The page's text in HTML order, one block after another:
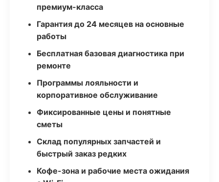
премиум-класса
Гарантия до 24 месяцев на основные
работы
Бесплатная базовая диагностика при
ремонте
Программы лояльности и
корпоративное обслуживание
Фиксированные цены и понятные
сметы
Склад популярных запчастей и
быстрый заказ редких
Кофе-зона и рабочие места ожидания